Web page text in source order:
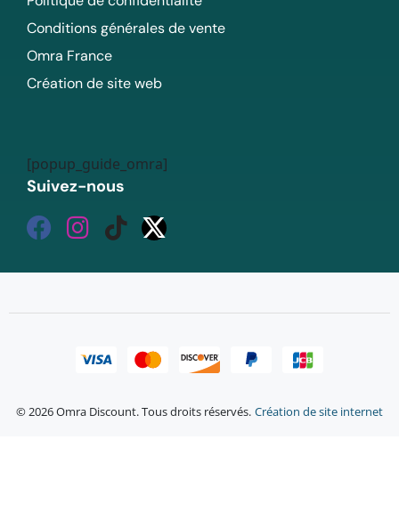
Conditions générales de vente
Omra France
Création de site web
[popup_guide_omra]
Suivez-nous
© 2026 Omra Discount. Tous droits réservés. Création de site internet